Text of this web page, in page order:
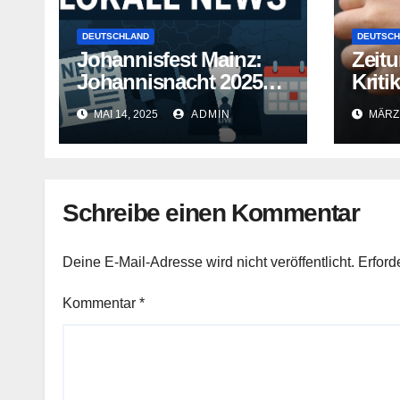
DEUTSCHLAND
Johannisfest Mainz:
Johannisnacht 2025
ohne Feuerwerk
MAI 14, 2025 ADMIN
als
Schreibe einen Kommentar
Deine E-Mail-Adresse wird nicht veröffentlicht.
Kommentar *